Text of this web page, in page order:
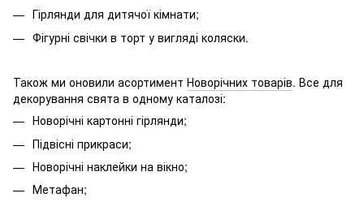
Гірлянди для дитячої кімнати;
Фігурні свічки в торт у вигляді коляски.
Також ми оновили асортимент Новорічних товарів. Все для
декорування свята в одному каталозі:
Новорічні картонні гірлянди;
Підвісні прикраси;
Новорічні наклейки на вікно;
Метафан;